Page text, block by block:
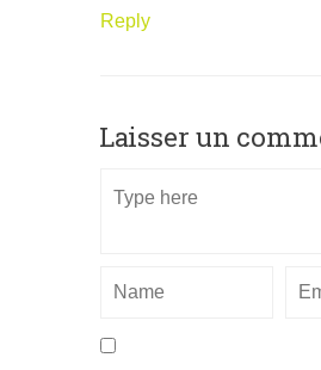
Reply
Laisser un